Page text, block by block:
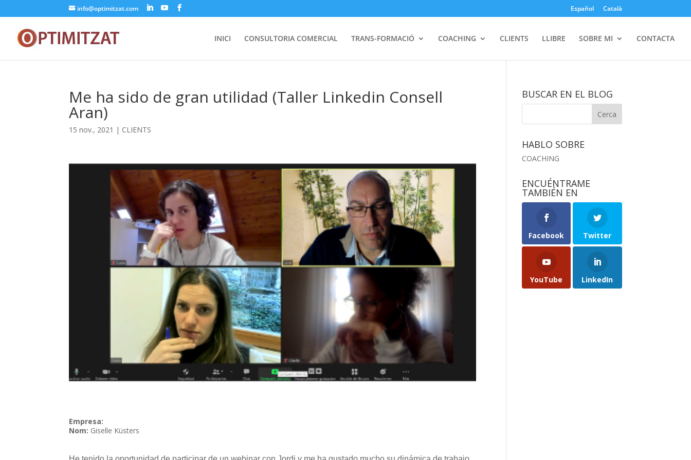
info@optimitzat.com Español Català
INICI CONSULTORIA COMERCIAL TRANS-FORMACIÓ COACHING CLIENTS LLIBRE SOBRE MI CONTACTA
Me ha sido de gran utilidad (Taller Linkedin Consell
Aran)
15 nov., 2021 | CLIENTS
Empresa:
Nom: Giselle Küsters
BUSCAR EN EL BLOG
HABLO SOBRE
COACHING
ENCUÉNTRAME
TAMBIÉN EN
Facebook Twitter
YouTube LinkedIn